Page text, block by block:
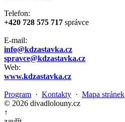
Telefon:
+420 728 575 717 správce
E-mail:
info@kdzastavka.cz
spravce@kdzastavka.cz
Web:
www.kdzastavka.cz
Program · Kontakty · Mapa stránek
© 2026 divadlolouny.cz
↑